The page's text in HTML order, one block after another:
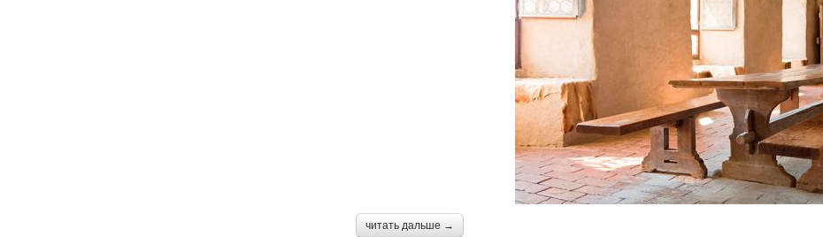
читать дальше →